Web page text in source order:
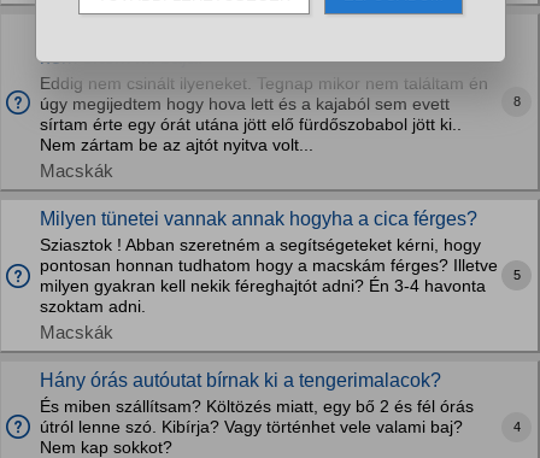
nem értem mi baja.
Eddig nem csinált ilyeneket. Tegnap mikor nem találtam én
úgy megijedtem hogy hova lett és a kajaból sem evett
sírtam érte egy órát utána jött elő fürdőszobabol jött ki..
Nem zártam be az ajtót nyitva volt...
Macskák
8
Milyen tünetei vannak annak hogyha a cica férges?
Sziasztok ! Abban szeretném a segítségeteket kérni, hogy
pontosan honnan tudhatom hogy a macskám férges? Illetve
milyen gyakran kell nekik féreghajtót adni? Én 3-4 havonta
szoktam adni.
Macskák
5
Hány órás autóutat bírnak ki a tengerimalacok?
És miben szállítsam? Költözés miatt, egy bő 2 és fél órás
útról lenne szó. Kibírja? Vagy történhet vele valami baj?
Nem kap sokkot?
4